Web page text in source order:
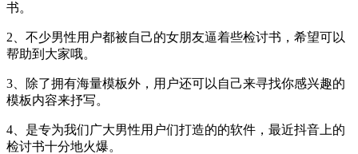
书。
2、不少男性用户都被自己的女朋友逼着些检讨书，希望可以
帮助到大家哦。
3、除了拥有海量模板外，用户还可以自己来寻找你感兴趣的
模板内容来抒写。
4、是专为我们广大男性用户们打造的的软件，最近抖音上的
检讨书十分地火爆。